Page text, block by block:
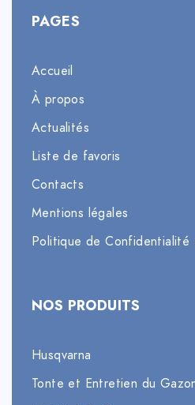
PAGES
Accueil
À propos
Actualités
Liste de favoris
Contacts
Mentions légales
Politique de Confidentialité
NOS PRODUITS
Husqvarna
Tonte et Entretien du